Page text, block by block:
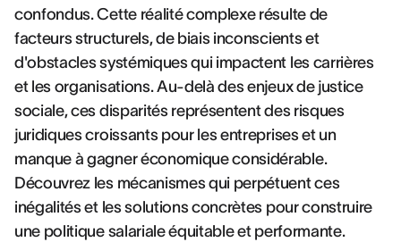
confondus. Cette réalité complexe résulte de
facteurs structurels, de biais inconscients et
d'obstacles systémiques qui impactent les carrières
et les organisations. Au-delà des enjeux de justice
sociale, ces disparités représentent des risques
juridiques croissants pour les entreprises et un
manque à gagner économique considérable.
Découvrez les mécanismes qui perpétuent ces
inégalités et les solutions concrètes pour construire
une politique salariale équitable et performante.